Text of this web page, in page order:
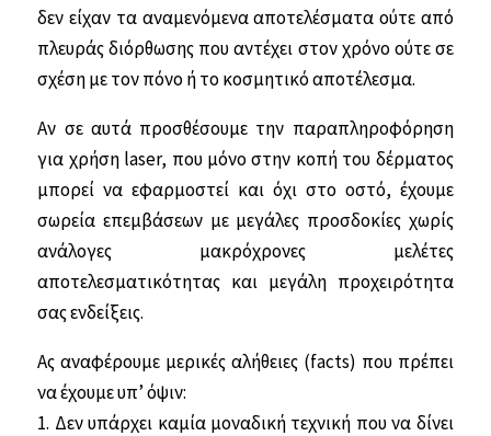
δεν είχαν τα αναμενόμενα αποτελέσματα ούτε από
πλευράς διόρθωσης που αντέχει στον χρόνο ούτε σε
σχέση με τον πόνο ή το κοσμητικό αποτέλεσμα.
Αν σε αυτά προσθέσουμε την παραπληρο­φόρηση
για χρήση laser, που μόνο στην κοπή του δέρματος
μπορεί να εφαρμοστεί και όχι στο οστό, έχουμε
σωρεία επεμβάσεων με μεγάλες προσδοκίες χωρίς
ανάλογες μακρόχρονες μελέτες
αποτελεσματικότητας και μεγάλη προχειρότητα
σας ενδείξεις.
Ας αναφέρουμε μερικές αλήθειες (facts) που πρέπει
να έχουμε υπ’ όψιν:
1. Δεν υπάρχει καμία μοναδική τεχνική που να δίνει